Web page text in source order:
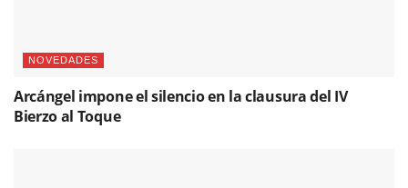
NOVEDADES
Arcángel impone el silencio en la clausura del IV
Bierzo al Toque